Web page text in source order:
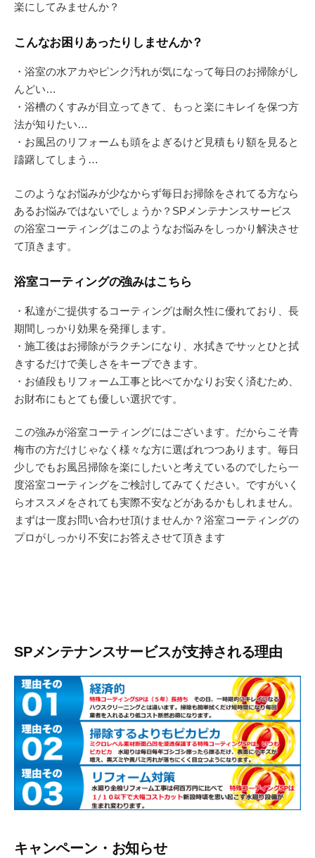
楽にしてみませんか？
こんなお困りあったりしませんか？
・浴室の水アカやピンク汚れが気になって毎日のお掃除がし
んどい…
・浴槽のくすみが目立ってきて、もっと楽にキレイを保つ方
法が知りたい…
・お風呂のリフォームも頭をよぎるけど見積もり額を見ると
躊躇してしまう…
このようなお悩みが少なからず毎日お掃除をされてる方なら
あるお悩みではないでしょうか？SPメンテナンスサービス
の浴室コーティングはこのようなお悩みをしっかり解決させ
て頂きます。
浴室コーティングの強みはこちら
・私達がご提供するコーティングは耐久性に優れており、長
期間しっかり効果を発揮します。
・施工後はお掃除がラクチンになり、水拭きでサッとひと拭
きするだけで美しさをキープできます。
・お値段もリフォーム工事と比べてかなりお安く済むため、
お財布にもとても優しい選択です。
この強みが浴室コーティングにはございます。だからこそ青
梅市の方だけじゃなく様々な方に選ばれつつあります。毎日
少しでもお風呂掃除を楽にしたいと考えているのでしたら一
度浴室コーティングをご検討してみてください。ですがいく
らオススメをされても実際不安などがあるかもしれません。
まずは一度お問い合わせ頂けませんか？浴室コーティングの
プロがしっかり不安にお答えさせて頂きます
SPメンテナンスサービスが支持される理由
キャンペーン・お知らせ